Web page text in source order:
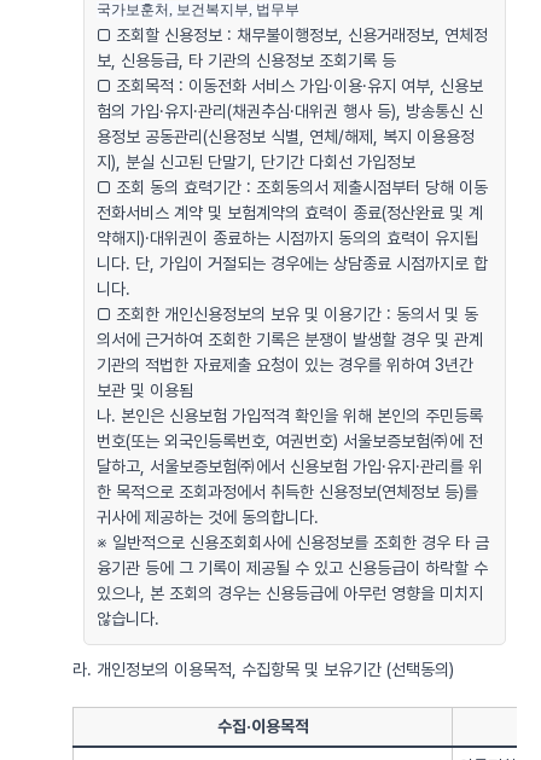
국가보훈처, 보건복지부, 법무부
□ 조회할 신용정보 : 채무불이행정보, 신용거래정보, 연체정
보, 신용등급, 타 기관의 신용정보 조회기록 등
□ 조회목적 : 이동전화 서비스 가입·이용·유지 여부, 신용보
험의 가입·유지·관리(채권추심·대위권 행사 등), 방송통신 신
용정보 공동관리(신용정보 식별, 연체/해제, 복지 이용용정
지), 분실 신고된 단말기, 단기간 다회선 가입정보
□ 조회 동의 효력기간 : 조회동의서 제출시점부터 당해 이동
전화서비스 계약 및 보험계약의 효력이 종료(정산완료 및 계
약해지)·대위권이 종료하는 시점까지 동의의 효력이 유지됩
니다. 단, 가입이 거절되는 경우에는 상담종료 시점까지로 합
니다.
□ 조회한 개인신용정보의 보유 및 이용기간 : 동의서 및 동
의서에 근거하여 조회한 기록은 분쟁이 발생할 경우 및 관계
기관의 적법한 자료제출 요청이 있는 경우를 위하여 3년간
보관 및 이용됨
나. 본인은 신용보험 가입적격 확인을 위해 본인의 주민등록
번호(또는 외국인등록번호, 여권번호) 서울보증보험㈜에 전
달하고, 서울보증보험㈜에서 신용보험 가입·유지·관리를 위
한 목적으로 조회과정에서 취득한 신용정보(연체정보 등)를
귀사에 제공하는 것에 동의합니다.
※ 일반적으로 신용조회회사에 신용정보를 조회한 경우 타 금
융기관 등에 그 기록이 제공될 수 있고 신용등급이 하락할 수
있으나, 본 조회의 경우는 신용등급에 아무런 영향을 미치지
않습니다.
라. 개인정보의 이용목적, 수집항목 및 보유기간 (선택동의)
수집·이용목적